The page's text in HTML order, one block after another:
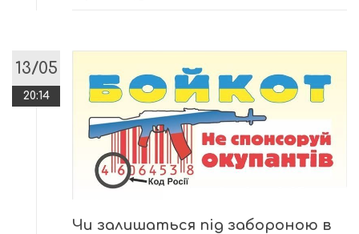
13/05
20:14
Чи залишаться під забороною в